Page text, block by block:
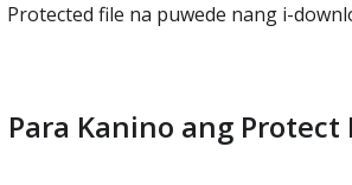
Protected file na puwede nang i-
Para Kanino ang Protect